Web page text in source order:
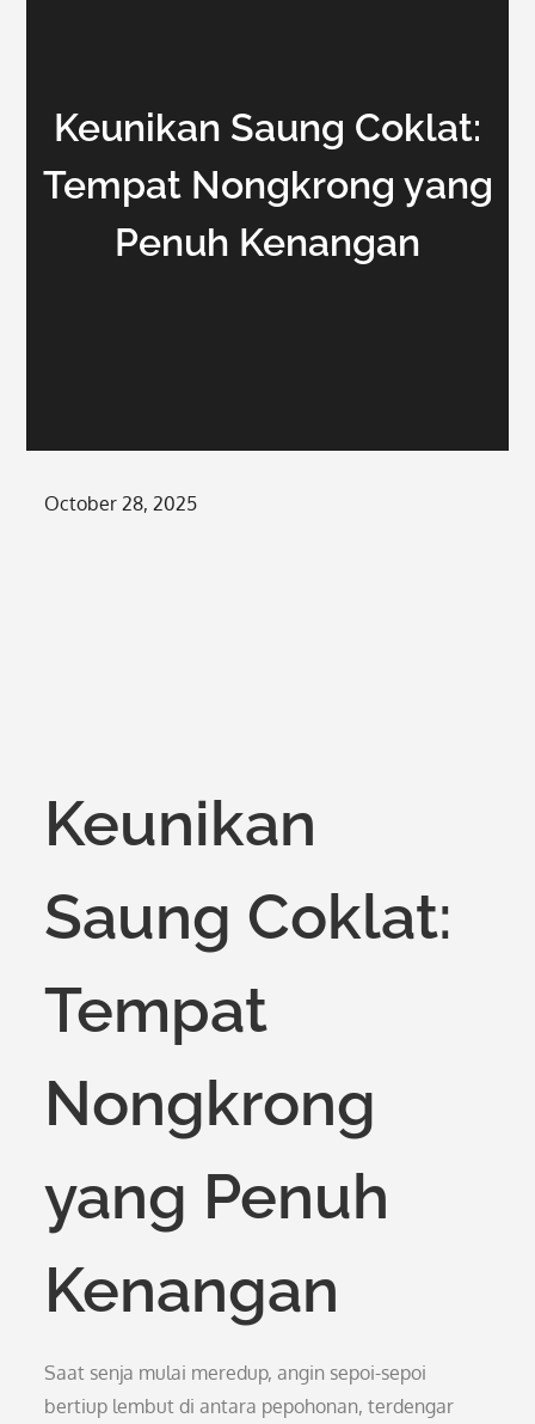
Keunikan Saung Coklat:
Tempat Nongkrong yang
Penuh Kenangan
Posted
October 28, 2025
Keunikan
Saung Coklat:
Tempat
Nongkrong
yang Penuh
Kenangan
Saat senja mulai meredup, angin sepoi-sepoi
bertiup lembut di antara pepohonan, terdengar